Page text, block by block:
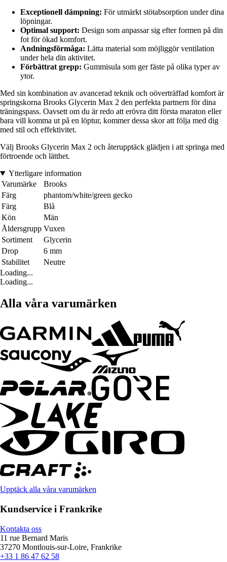
Exceptionell dämpning: För utmärkt stötabsorption under dina
löpningar.
Optimal support: Design som anpassar sig efter formen på din
fot för ökad komfort.
Andningsförmåga: Lätta material som möjliggör ventilation
under hela din aktivitet.
Förbättrat grepp: Gummisula som ger fäste på olika typer av
ytor.
Med sin kombination av avancerad teknik och oöverträffad komfort är
springskorna Brooks Glycerin Max 2 den perfekta partnern för dina
träningspass. Oavsett om du är redo att erövra ditt första maraton eller
bara vill komma ut på en löptur, kommer dessa skor att följa med dig
med stil och effektivitet.
Välj Brooks Glycerin Max 2 och återupptäck glädjen i att springa med
förtroende och lätthet.
Ytterligare information
Varumärke
Brooks
Färg
phantom/white/green gecko
Färg
Blå
Kön
Män
Åldersgrupp Vuxen
Sortiment
Glycerin
Drop
6 mm
Stabilitet
Neutre
Loading...
Loading...
Alla våra varumärken
Upptäck alla våra varumärken
Kundservice i Frankrike
Kontakta oss
11 rue Bernard Maris
37270 Montlouis-sur-Loire, Frankrike
+33 1 86 47 62 58